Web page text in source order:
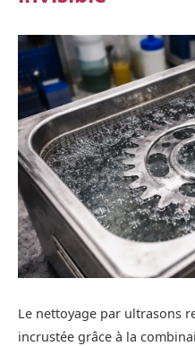
Le nettoyage par ultrasons
incrustée grâce à la